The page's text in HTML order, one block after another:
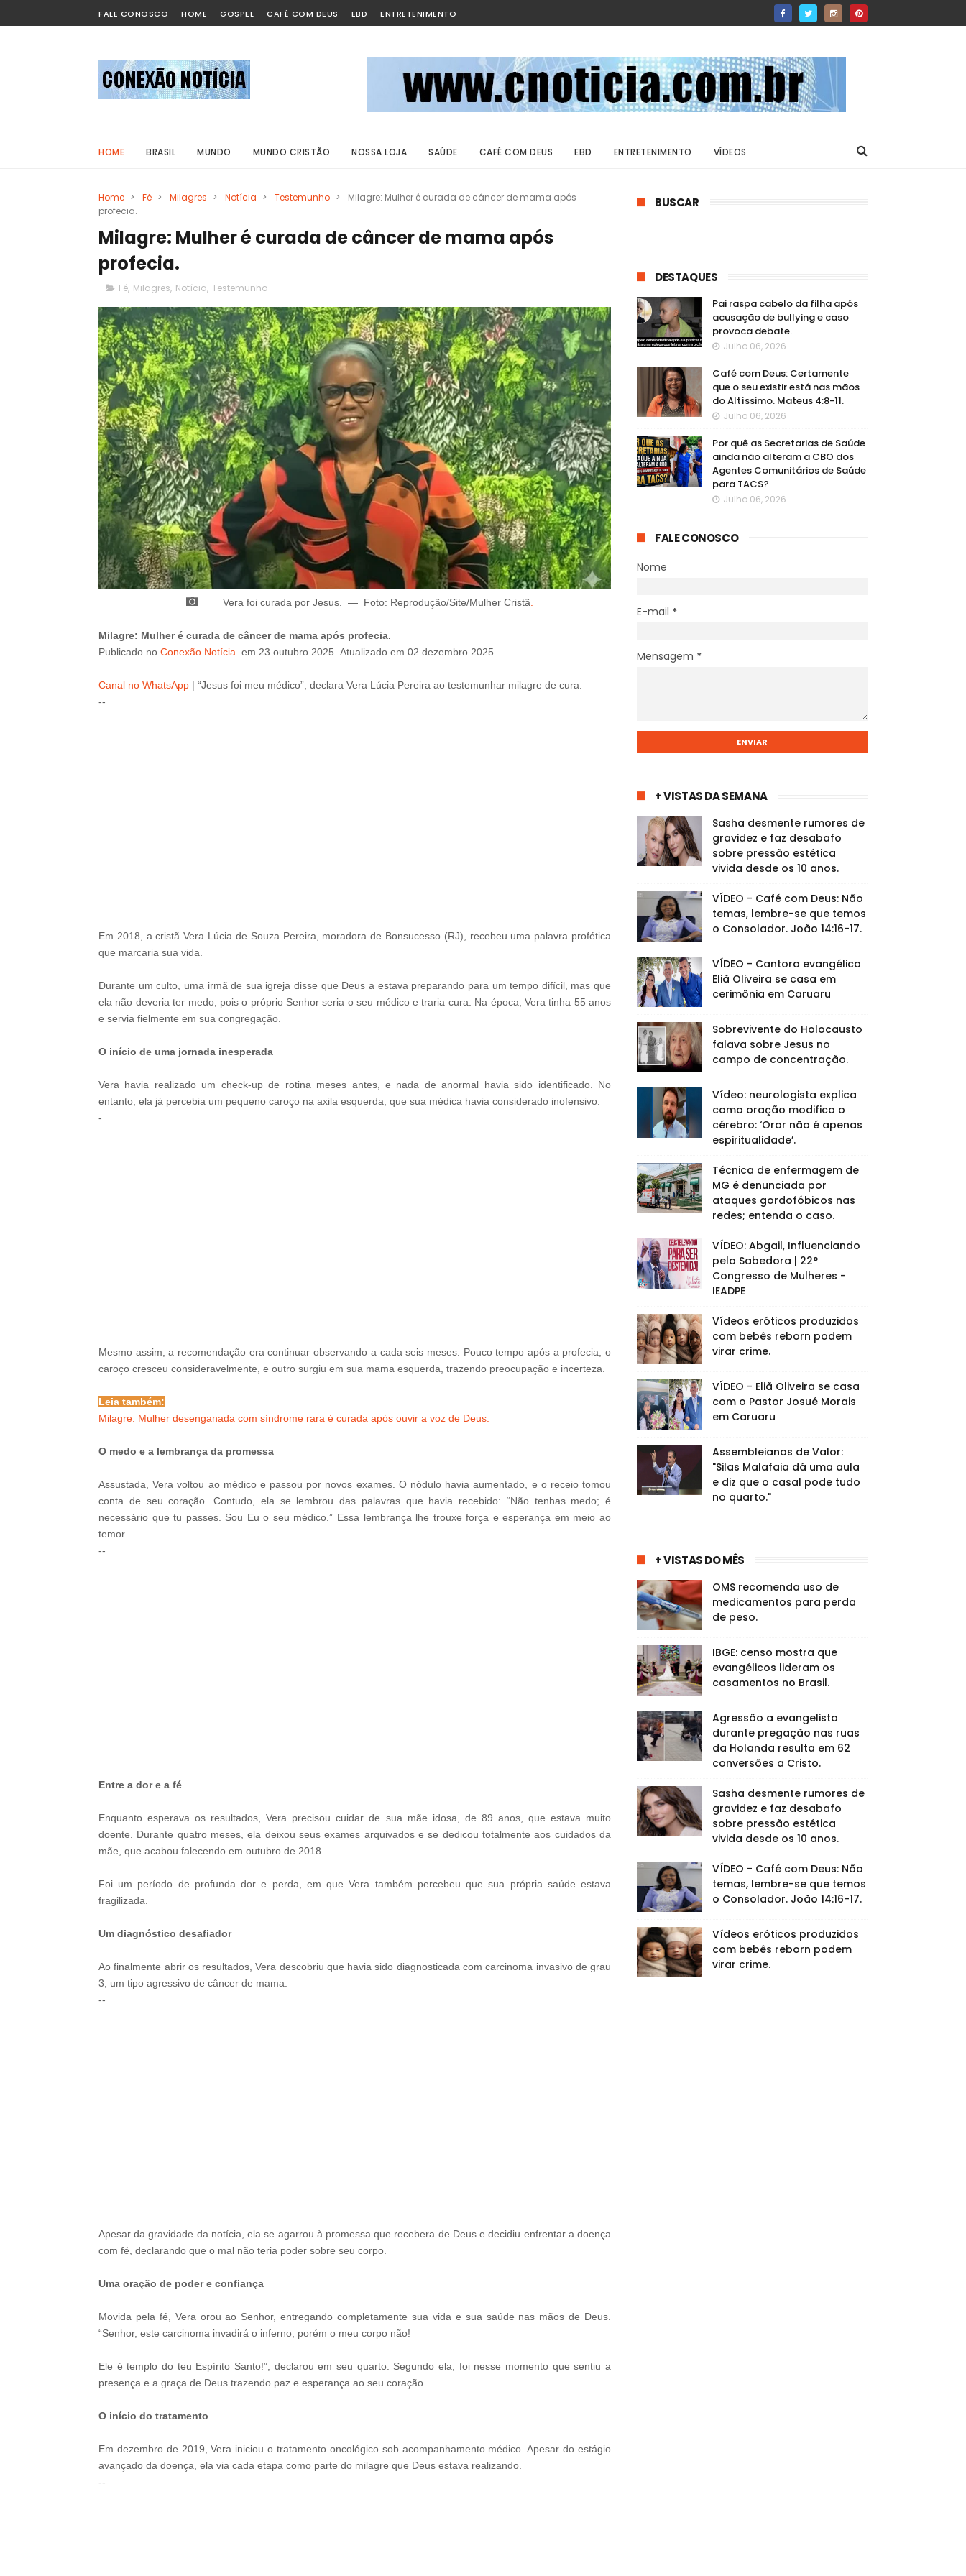
FALE CONOSCO HOME GOSPEL CAFÉ COM DEUS EBD ENTRETENIMENTO
HOME BRASIL MUNDO MUNDO CRISTÃO NOSSA LOJA SAÚDE CAFÉ COM DEUS EBD ENTRETENIMENTO VÍDEOS
Home > Fé > Milagres > Notícia > Testemunho >
Milagre: Mulher é curada de câncer de mama após
profecia.
Milagre: Mulher é curada de câncer de mama após
profecia.
Fé, Milagres, Notícia, Testemunho
Vera foi curada por Jesus.— Foto: Reprodução/Site/Mulher Cristã
Milagre: Mulher é curada de câncer de mama após profecia.
Publicado no Conexão Notícia em 23.outubro.2025. Atualizado em 02.dezembro.2025.
Canal no WhatsApp | “Jesus foi meu médico”, declara Vera Lúcia Pereira ao testemunhar milagre de cura.
--
Em 2018, a cristã Vera Lúcia de Souza Pereira, moradora de Bonsucesso (RJ), recebeu uma palavra profética
que marcaria sua vida.
Durante um culto, uma irmã de sua igreja disse que Deus a estava preparando para um tempo difícil, mas que
ela não deveria ter medo, pois o próprio Senhor seria o seu médico e traria cura. Na época, Vera tinha 55 anos
e servia fielmente em sua congregação.
O início de uma jornada inesperada
Vera havia realizado um check-up de rotina meses antes, e nada de anormal havia sido identificado. No
entanto, ela já percebia um pequeno caroço na axila esquerda, que sua médica havia considerado inofensivo.
-
Mesmo assim, a recomendação era continuar observando a cada seis meses. Pouco tempo após a profecia, o
caroço cresceu consideravelmente, e outro surgiu em sua mama esquerda, trazendo preocupação e incerteza.
Leia também:
Milagre: Mulher desenganada com síndrome rara é curada após ouvir a voz de Deus.
O medo e a lembrança da promessa
Assustada, Vera voltou ao médico e passou por novos exames. O nódulo havia aumentado, e o receio tomou
conta de seu coração. Contudo, ela se lembrou das palavras que havia recebido: “Não tenhas medo; é
necessário que tu passes. Sou Eu o seu médico.” Essa lembrança lhe trouxe força e esperança em meio ao
temor.
--
Entre a dor e a fé
Enquanto esperava os resultados, Vera precisou cuidar de sua mãe idosa, de 89 anos, que estava muito
doente. Durante quatro meses, ela deixou seus exames arquivados e se dedicou totalmente aos cuidados da
mãe, que acabou falecendo em outubro de 2018.
Foi um período de profunda dor e perda, em que Vera também percebeu que sua própria saúde estava
fragilizada.
Um diagnóstico desafiador
Ao finalmente abrir os resultados, Vera descobriu que havia sido diagnosticada com carcinoma invasivo de grau
3, um tipo agressivo de câncer de mama.
--
Apesar da gravidade da notícia, ela se agarrou à promessa que recebera de Deus e decidiu enfrentar a doença
com fé, declarando que o mal não teria poder sobre seu corpo.
Uma oração de poder e confiança
Movida pela fé, Vera orou ao Senhor, entregando completamente sua vida e sua saúde nas mãos de Deus.
“Senhor, este carcinoma invadirá o inferno, porém o meu corpo não!
Ele é templo do teu Espírito Santo!”, declarou em seu quarto. Segundo ela, foi nesse momento que sentiu a
presença e a graça de Deus trazendo paz e esperança ao seu coração.
O início do tratamento
Em dezembro de 2019, Vera iniciou o tratamento oncológico sob acompanhamento médico. Apesar do estágio
avançado da doença, ela via cada etapa como parte do milagre que Deus estava realizando.
--
BUSCAR
DESTAQUES
Pai raspa cabelo da filha após
acusação de bullying e caso
provoca debate.
Julho 06, 2026
Café com Deus: Certamente
que o seu existir está nas mãos
do Altíssimo. Mateus 4:8-11.
Julho 06, 2026
Por quê as Secretarias de Saúde
ainda não alteram a CBO dos
Agentes Comunitários de Saúde
para TACS?
Julho 06, 2026
FALE CONOSCO
Nome
E-mail *
Mensagem *
+ VISTAS DA SEMANA
Sasha desmente rumores de
gravidez e faz desabafo
sobre pressão estética
vivida desde os 10 anos.
VÍDEO - Café com Deus: Não
temas, lembre-se que temos
o Consolador. João 14:16-17.
VÍDEO - Cantora evangélica
Eliã Oliveira se casa em
cerimônia em Caruaru
Sobrevivente do Holocausto
falava sobre Jesus no
campo de concentração.
Vídeo: neurologista explica
como oração modifica o
cérebro: ‘Orar não é apenas
espiritualidade’.
Técnica de enfermagem de
MG é denunciada por
ataques gordofóbicos nas
redes; entenda o caso.
VÍDEO: Abgail, Influenciando
pela Sabedora | 22°
Congresso de Mulheres -
IEADPE
Vídeos eróticos produzidos
com bebês reborn podem
virar crime.
VÍDEO - Eliã Oliveira se casa
com o Pastor Josué Morais
em Caruaru
Assembleianos de Valor:
"Silas Malafaia dá uma aula
e diz que o casal pode tudo
no quarto."
+ VISTAS DO MÊS
OMS recomenda uso de
medicamentos para perda
de peso.
IBGE: censo mostra que
evangélicos lideram os
casamentos no Brasil.
Agressão a evangelista
durante pregação nas ruas
da Holanda resulta em 62
conversões a Cristo.
Sasha desmente rumores de
gravidez e faz desabafo
sobre pressão estética
vivida desde os 10 anos.
VÍDEO - Café com Deus: Não
temas, lembre-se que temos
o Consolador. João 14:16-17.
Vídeos eróticos produzidos
com bebês reborn podem
virar crime.